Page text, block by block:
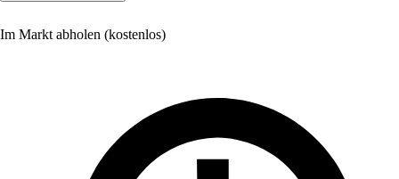
Im Markt abholen (kostenlos)